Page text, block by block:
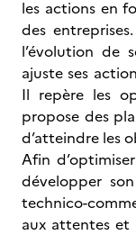
les actions en
des
l’évolution de
ajuste ses
Il repère les
propose des
d’atteindre les
Afin
développer
technico-
aux attentes et